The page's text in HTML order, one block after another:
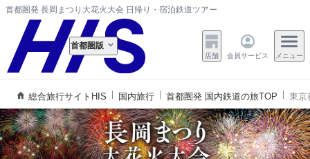
首都圏発 長岡まつり大花火大会 日帰り・宿泊鉄道ツアー
首都圏版
店舗 会員サービス メニュー
総合旅行サイトHIS 国内旅行 首都圏発 国内鉄道の旅TOP 東京